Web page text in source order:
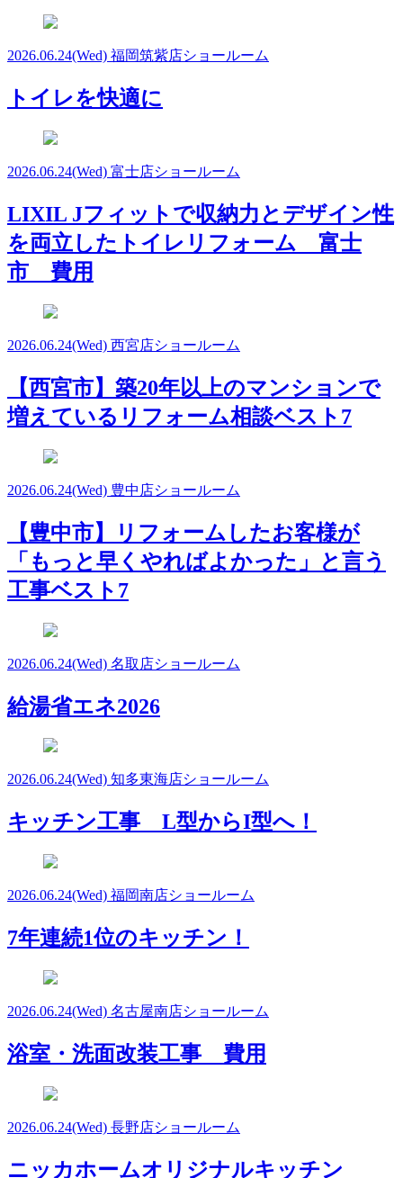
2026.06.24(Wed) 福岡筑紫店ショールーム
トイレを快適に
2026.06.24(Wed) 富士店ショールーム
LIXIL Jフィットで収納力とデザイン性
を両立したトイレリフォーム 富士
市 費用
2026.06.24(Wed) 西宮店ショールーム
【西宮市】築20年以上のマンションで
増えているリフォーム相談ベスト7
2026.06.24(Wed) 豊中店ショールーム
【豊中市】リフォームしたお客様が
「もっと早くやればよかった」と言う
工事ベスト7
2026.06.24(Wed) 名取店ショールーム
給湯省エネ2026
2026.06.24(Wed) 知多東海店ショールーム
キッチン工事 L型からI型へ！
2026.06.24(Wed) 福岡南店ショールーム
7年連続1位のキッチン！
2026.06.24(Wed) 名古屋南店ショールーム
浴室・洗面改装工事 費用
2026.06.24(Wed) 長野店ショールーム
ニッカホームオリジナルキッチン